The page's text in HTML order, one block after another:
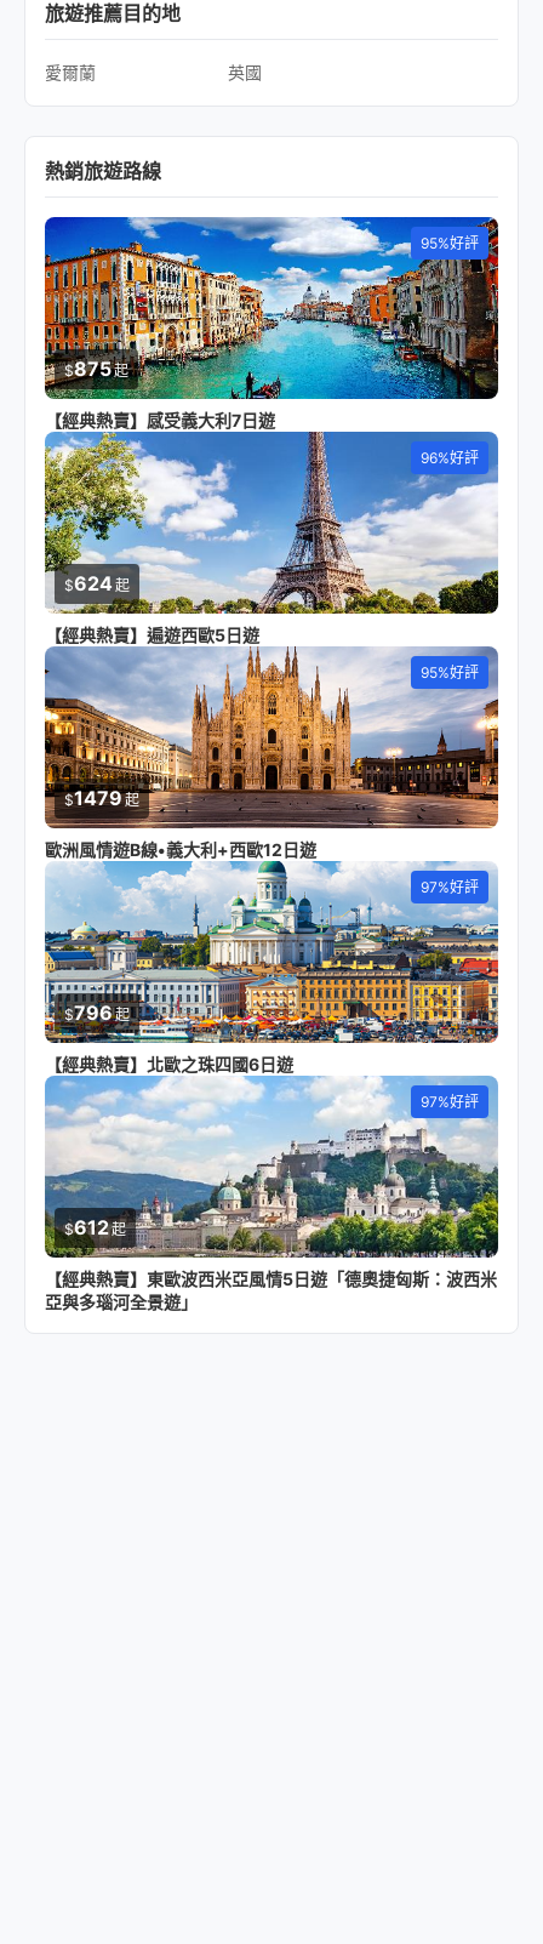
旅遊推薦目的地
愛爾蘭 英國
熱銷旅遊路線
95%好評
$875起
【經典熱賣】感受義大利7日遊
96%好評
$624起
【經典熱賣】遍遊西歐5日遊
95%好評
$1479起
歐洲風情遊B線•義大利+西歐12日遊
97%好評
$796起
【經典熱賣】北歐之珠四國6日遊
97%好評
$612起
【經典熱賣】東歐波西米亞風情5日遊「德奧捷匈斯：波西米
亞與多瑙河全景遊」